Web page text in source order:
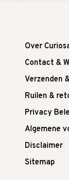
Over
Contact &
Verzenden
Ruilen &
Privacy
Algemene
Disclaimer
Sitemap